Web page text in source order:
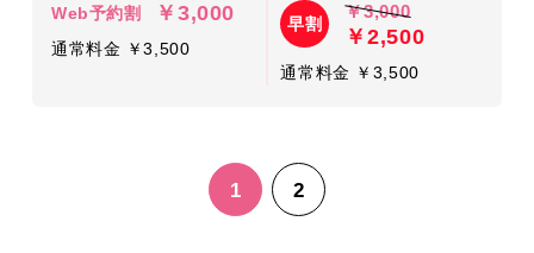
Web予約割 ￥3,000
通常料金 ￥3,500
早割
￥3,000
￥2,500
通常料金 ￥3,500
1 2